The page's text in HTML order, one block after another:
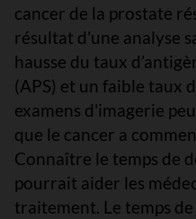
cancer de la prostate
résultat d'une analyse
hausse du taux
(APS) et un faible taux
examens d'imagerie
que le cancer a
Connaître le temps de
pourrait aider les
traitement. Le temps